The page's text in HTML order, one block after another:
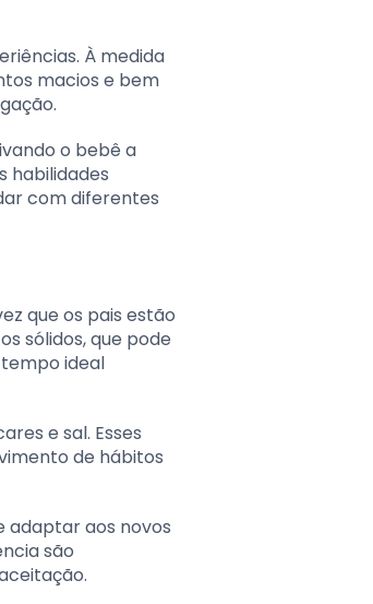
À medida
macios e bem
o bebê a
habilidades
com diferentes
que os pais estão
sólidos, que pode
ideal
e sal. Esses
de hábitos
adaptar aos novos
são